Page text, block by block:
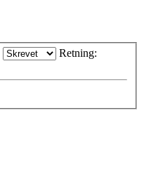
Retning: